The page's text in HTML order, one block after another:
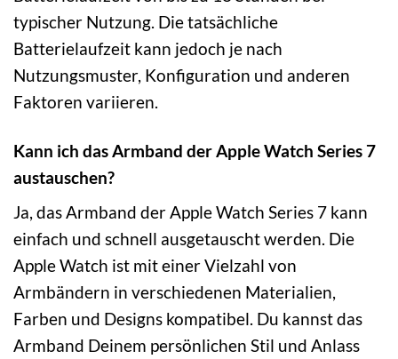
typischer Nutzung. Die tatsächliche
Batterielaufzeit kann jedoch je nach
Nutzungsmuster, Konfiguration und anderen
Faktoren variieren.
Kann ich das Armband der Apple Watch Series 7
austauschen?
Ja, das Armband der Apple Watch Series 7 kann
einfach und schnell ausgetauscht werden. Die
Apple Watch ist mit einer Vielzahl von
Armbändern in verschiedenen Materialien,
Farben und Designs kompatibel. Du kannst das
Armband Deinem persönlichen Stil und Anlass